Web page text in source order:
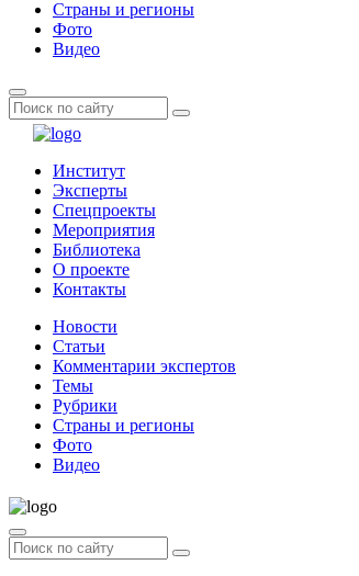
Страны и регионы
Фото
Видео
Институт
Эксперты
Спецпроекты
Мероприятия
Библиотека
О проекте
Контакты
Новости
Статьи
Комментарии экспертов
Темы
Рубрики
Страны и регионы
Фото
Видео